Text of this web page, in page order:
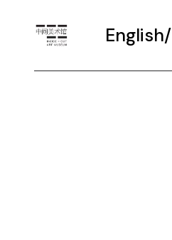
English/